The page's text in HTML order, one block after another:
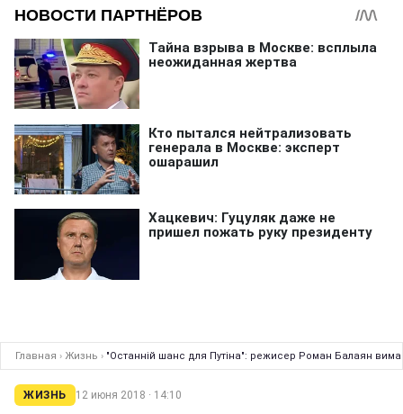
Главная › Жизнь › "Останній шанс для Путіна": режисер Роман Балаян
ЖИЗНЬ 12 июня 2018 · 14:10